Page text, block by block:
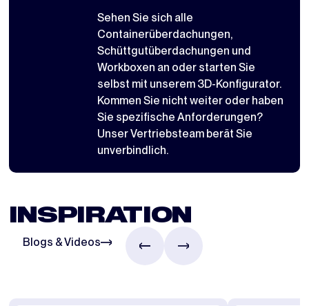
Sehen Sie sich alle
Containerüberdachungen,
Schüttgutüberdachungen und
Workboxen an oder starten Sie
selbst mit unserem 3D-Konfigurator.
Kommen Sie nicht weiter oder haben
Sie spezifische Anforderungen?
Unser Vertriebsteam berät Sie
unverbindlich.
INSPIRATION
Blogs & Videos